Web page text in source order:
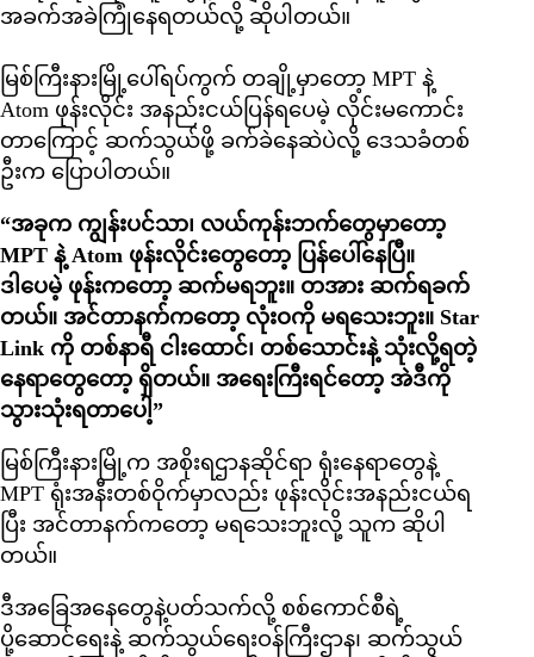
အခက်အခဲကြုံနေရတယ်လို့ ဆိုပါတယ်။
မြစ်ကြီးနားမြို့ပေါ်ရပ်ကွက် တချို့မှာတော့ MPT နဲ့
Atom ဖုန်းလိုင်း အနည်းငယ်ပြန်ရပေမဲ့ လိုင်းမကောင်း
တာကြောင့် ဆက်သွယ်ဖို့ ခက်ခဲနေဆဲပဲလို့ ဒေသခံတစ်
ဦးက ပြောပါတယ်။
“အခုက ကျွန်းပင်သာ၊ လယ်ကုန်းဘက်တွေမှာတော့
MPT နဲ့ Atom ဖုန်းလိုင်းတွေတော့ ပြန်ပေါ်နေပြီ။
ဒါပေမဲ့ ဖုန်းကတော့ ဆက်မရဘူး။ တအား ဆက်ရခက်
တယ်။ အင်တာနက်ကတော့ လုံးဝကို မရသေးဘူး။ Star
Link ကို တစ်နာရီ ငါးထောင်၊ တစ်သောင်းနဲ့ သုံးလို့ရတဲ့
နေရာတွေတော့ ရှိတယ်။ အရေးကြီးရင်တော့ အဲဒီကို
သွားသုံးရတာပေါ့”
မြစ်ကြီးနားမြို့က အစိုးရဌာနဆိုင်ရာ ရုံးနေရာတွေနဲ့
MPT ရုံးအနီးတစ်ဝိုက်မှာလည်း ဖုန်းလိုင်းအနည်းငယ်ရ
ပြီး အင်တာနက်ကတော့ မရသေးဘူးလို့ သူက ဆိုပါ
တယ်။
ဒီအခြေအနေတွေနဲ့ပတ်သက်လို့ စစ်ကောင်စီရဲ့
ပို့ဆောင်ရေးနဲ့ ဆက်သွယ်ရေးဝန်ကြီးဌာန၊ ဆက်သွယ်